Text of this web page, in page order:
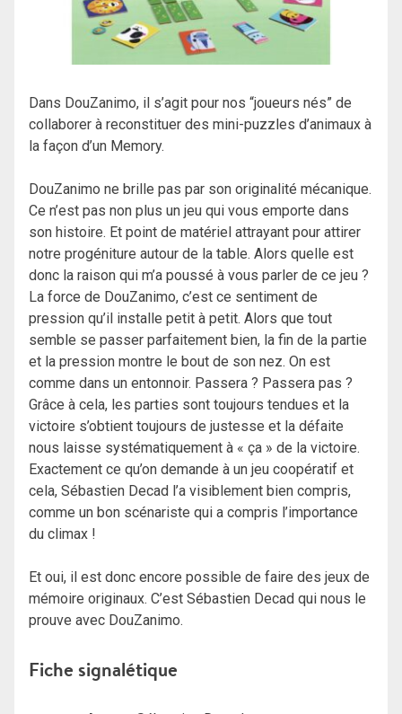
Dans DouZanimo, il s’agit pour nos “joueurs nés” de
collaborer à reconstituer des mini-puzzles d’animaux à
la façon d’un Memory.
DouZanimo ne brille pas par son originalité mécanique.
Ce n’est pas non plus un jeu qui vous emporte dans
son histoire. Et point de matériel attrayant pour attirer
notre progéniture autour de la table. Alors quelle est
donc la raison qui m’a poussé à vous parler de ce jeu ?
La force de DouZanimo, c’est ce sentiment de
pression qu’il installe petit à petit. Alors que tout
semble se passer parfaitement bien, la fin de la partie
et la pression montre le bout de son nez. On est
comme dans un entonnoir. Passera ? Passera pas ?
Grâce à cela, les parties sont toujours tendues et la
victoire s’obtient toujours de justesse et la défaite
nous laisse systématiquement à « ça » de la victoire.
Exactement ce qu’on demande à un jeu coopératif et
cela, Sébastien Decad l’a visiblement bien compris,
comme un bon scénariste qui a compris l’importance
du climax !
Et oui, il est donc encore possible de faire des jeux de
mémoire originaux. C’est Sébastien Decad qui nous le
prouve avec DouZanimo.
Fiche signalétique